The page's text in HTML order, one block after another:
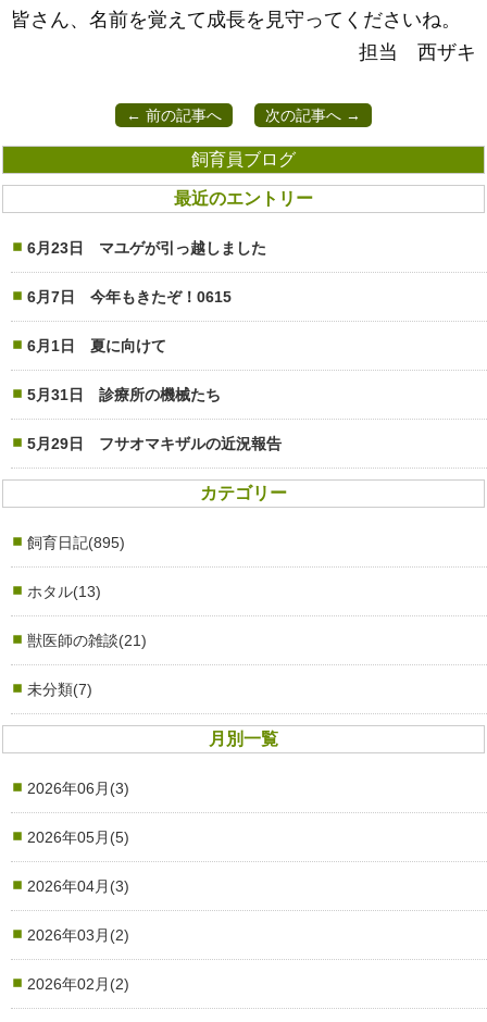
皆さん、名前を覚えて成長を見守ってくださいね。
担当 西ザキ
← 前の記事へ 次の記事へ →
飼育員ブログ
最近のエントリー
6月23日 マユゲが引っ越しました
6月7日 今年もきたぞ！0615
6月1日 夏に向けて
5月31日 診療所の機械たち
5月29日 フサオマキザルの近況報告
カテゴリー
飼育日記(895)
ホタル(13)
獣医師の雑談(21)
未分類(7)
月別一覧
2026年06月(3)
2026年05月(5)
2026年04月(3)
2026年03月(2)
2026年02月(2)